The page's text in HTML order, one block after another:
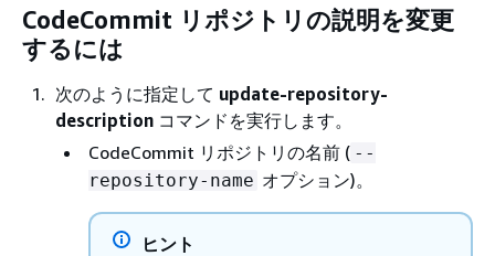
CodeCommit リポジトリの説明を変更
するには
次のように指定して update-repository-
description コマンドを実行します。
CodeCommit リポジトリの名前 ( --
repository-name オプション)。
ヒント